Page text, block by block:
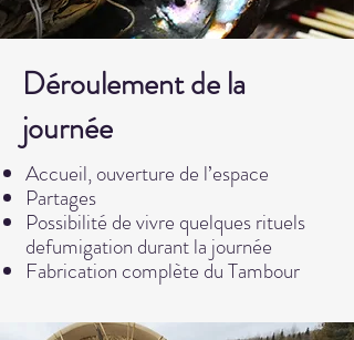
Déroulement de la
journée
Accueil, ouverture de l’espace
Partages
Possibilité de vivre quelques rituels
defumigation durant la journée
Fabrication complète du Tambour